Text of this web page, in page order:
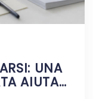
UNA
AIUTA